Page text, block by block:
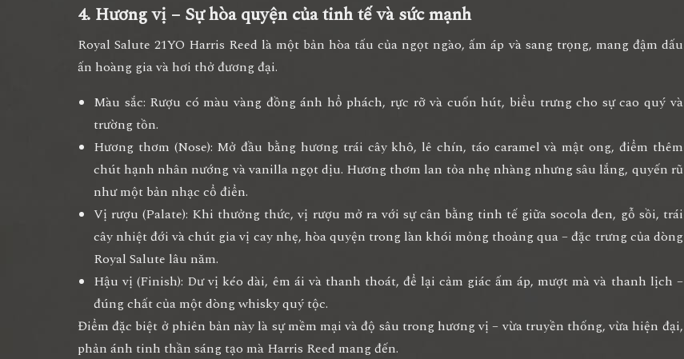
4. Hương vị – Sự hòa quyện của tinh tế và sức mạnh
Royal Salute 21YO Harris Reed là một bản hòa tấu của ngọt ngào, ấm áp và sang trọng, mang đậm dấu
ấn hoàng gia và hơi thở đương đại.
Màu sắc: Rượu có màuvàng đồng ánh hổ phách, rực rỡ và cuốn hút, biểu trưng cho sự cao quý và
trường tồn.
Hương thơm (Nose): Mở đầu bằng hương trái cây khô, lê chín, táo caramel và mật ong, điểm thêm
chút hạnh nhân nướng và vanilla ngọt dịu. Hương thơm lan tỏa nhẹ nhàng nhưng sâu lắng, quyến rũ
như một bản nhạc cổ điển.
Vị rượu (Palate): Khi thưởng thức, vị rượu mở ra với sự cân bằng tinh tế giữasocola đen, gỗ sồi, trái
cây nhiệt đới và chút gia vị cay nhẹ, hòa quyện trong làn khói mỏng thoảng qua – đặc trưng của dòng
Royal Salute lâu năm.
Hậu vị (Finish): Dư vị kéo dài, êm ái và thanh thoát, để lại cảm giácấm áp, mượt mà và thanh lịch –
đúng chất của một dòng whisky quý tộc.
Điểm đặc biệt ở phiên bản này là sự mềm mại và độ sâu trong hương vị – vừa truyền thống, vừa hiện đại,
phản ánh tinh thần sáng tạo mà Harris Reed mang đến.